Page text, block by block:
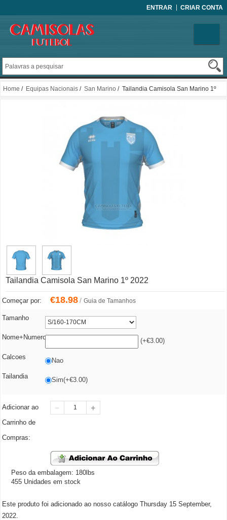
ENTRAR CRIAR CONTA
Home / Equipas Nacionais / San Marino / Tailandia Camisola San Marino 1º
Tailandia Camisola San Marino 1º 2022
Começar por: €18.98/ Guia de Tamanhos
Tamanho
Nome+Numero (+€3.00)
Calcoes Nao
Tailandia Sim(+€3.00)
Adicionar ao
Carrinho de
Compras:
Peso da embalagem: 180lbs
455 Unidades em stock
Este produto foi adicionado ao nosso catálogo Thursday 15 September,
2022.